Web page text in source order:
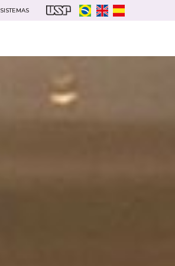
SISTEMAS